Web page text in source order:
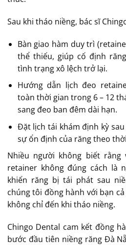
Sau khi tháo niềng, bác sĩ
Bàn giao hàm duy trì
thể thiếu, giúp cố định
tình trạng xô lệch trở lại.
Hướng dẫn lịch đeo
toàn thời gian trong 6 – 12
sang đeo ban đêm dài hạn.
Đặt lịch tái khám định kỳ
sự ổn định của răng theo
Nhiều người không biết rằng
retainer không đúng cách là
khiến răng bị tái phát sau
chúng tôi đồng hành với bạn
không chỉ đến khi tháo niềng.
Chingo Dental cam kết đồng
bước đầu tiên niềng răng Đà